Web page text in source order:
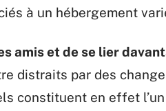
à un hébergement
amis et de se lier
distraits par des
constituent en effet